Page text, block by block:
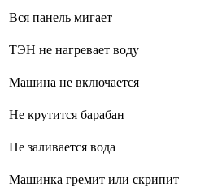
Вся панель мигает
ТЭН не нагревает воду
Машина не включается
Не крутится барабан
Не заливается вода
Машинка гремит или скрипит